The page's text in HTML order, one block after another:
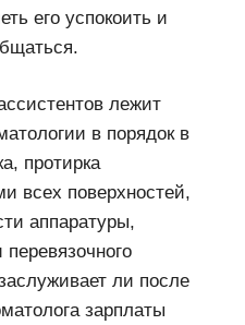
его успокоить и
лежит
в порядок в
протирка
всех поверхностей,
аппаратуры,
перевязочного
ли после
зарплаты